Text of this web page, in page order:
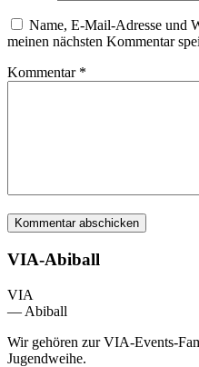
Name, E-Mail-Adresse und
meinen nächsten Kommentar
Kommentar *
VIA-Abiball
VIA
— Abiball
Wir gehören zur VIA-Events-
Jugendweihe.